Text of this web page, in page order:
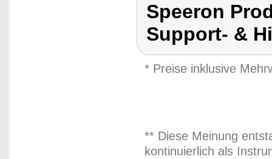
Speeron
Support- &
* Preise inklusive
** Diese Meinung
kontinuierlich als